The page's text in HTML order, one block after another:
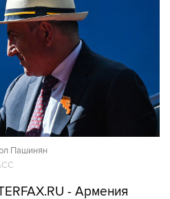
Пашинян
- Армения